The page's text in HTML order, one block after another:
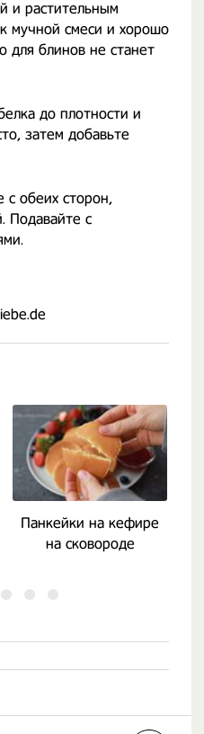
и растительным
мучной смеси и хорошо
для блинов не станет
до плотности и
затем добавьте
обеих сторон,
Подавайте с
Панкейки на кефире
на сковороде